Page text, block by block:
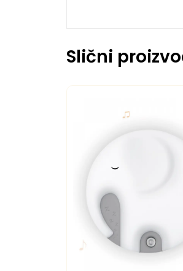
Slični